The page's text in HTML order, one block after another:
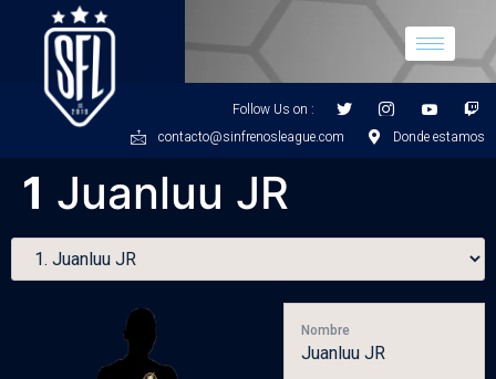
Follow Us on :
contacto@sinfrenosleague.com
Donde estamos
1 Juanluu JR
Nombre
Juanluu JR